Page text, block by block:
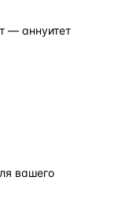
— аннуитет
вашего